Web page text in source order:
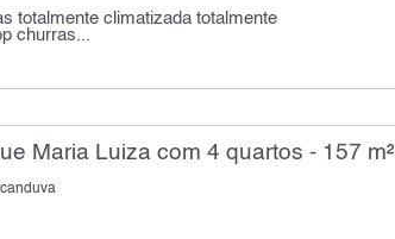
totalmente climatizada totalmente
churras...
Maria Luiza com 4 quartos - 157 m²